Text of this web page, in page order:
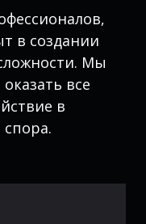
в создании
Мы
все
в